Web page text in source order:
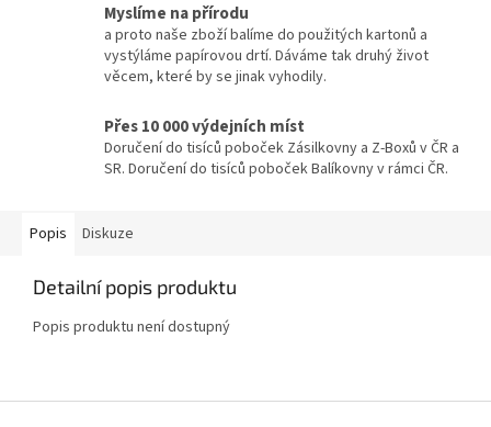
Myslíme na přírodu
a proto naše zboží balíme do použitých kartonů a
vystýláme papírovou drtí. Dáváme tak druhý život
věcem, které by se jinak vyhodily.
Přes 10 000 výdejních míst
Doručení do tisíců poboček Zásilkovny a Z-Boxů v ČR a
SR. Doručení do tisíců poboček Balíkovny v rámci ČR.
Popis Diskuze
Detailní popis produktu
Popis produktu není dostupný